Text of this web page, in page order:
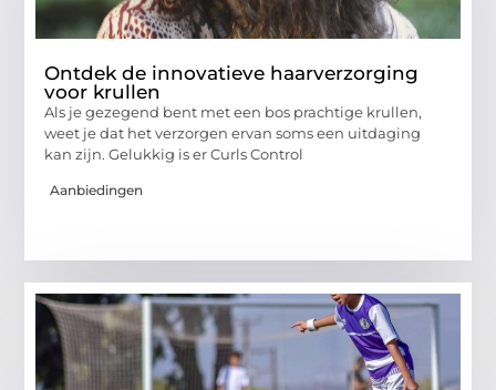
Ontdek de innovatieve haarverzorging
voor krullen
Als je gezegend bent met een bos prachtige krullen,
weet je dat het verzorgen ervan soms een uitdaging
kan zijn. Gelukkig is er Curls Control
Aanbiedingen